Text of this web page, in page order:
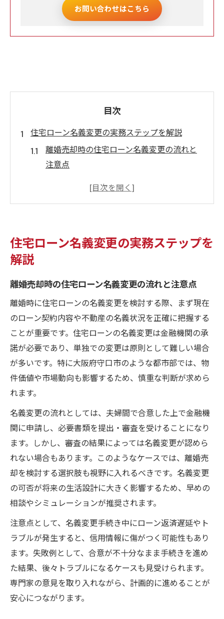
お問い合わせはこちら
目次
住宅ローン名義変更の実務ステップを解説
離婚売却時の住宅ローン名義変更の流れと
注意点
金融機関の承諾が必要な離婚売却の進め方
財産分与を意識した名義変更の進め方ポイ
離婚時に家の名義を変える場合の注意点
と対策
住宅ローンが未完済の場合の名義変更留意
点
夫名義のまま住み続ける際の法的な注意事
項
穴
離婚財産分与時に贈与税が発生する場合と
は
財産分与と住宅ローンが複雑化する理由
財産分与と住宅ローン残債の関係を整理し
よう
アンダーローンとオーバーローンの違いと
判断基準
離婚売却を選択した場合の財産評価の考え
方
仮登記と本登記のタイミングが与える影響
財産分与が2年経過後となる場合の税務注意
点
住宅ローン名義変更の実務ステップを
解説
離婚売却時の住宅ローン名義変更の流れと注意点
離婚時に住宅ローンの名義変更を検討する際、まず現在
のローン契約内容や不動産の名義状況を正確に把握する
ことが重要です。住宅ローンの名義変更は金融機関の承
諾が必要であり、単独での変更は原則として難しい場合
が多いです。特に大阪府守口市のような都市部では、物
件価値や市場動向も影響するため、慎重な判断が求めら
れます。
名義変更の流れとしては、夫婦間で合意した上で金融機
関に申請し、必要書類を提出・審査を受けることになり
ます。しかし、審査の結果によっては名義変更が認めら
れない場合もあります。このようなケースでは、離婚売
却を検討する選択肢も視野に入れるべきです。名義変更
の可否が将来の生活設計に大きく影響するため、早めの
相談やシミュレーションが推奨されます。
注意点として、名義変更手続き中にローン返済遅延やト
ラブルが発生すると、信用情報に傷がつく可能性もあり
ます。失敗例として、合意が不十分なまま手続きを進め
た結果、後々トラブルになるケースも見受けられます。
専門家の意見を取り入れながら、計画的に進めることが
安心につながります。